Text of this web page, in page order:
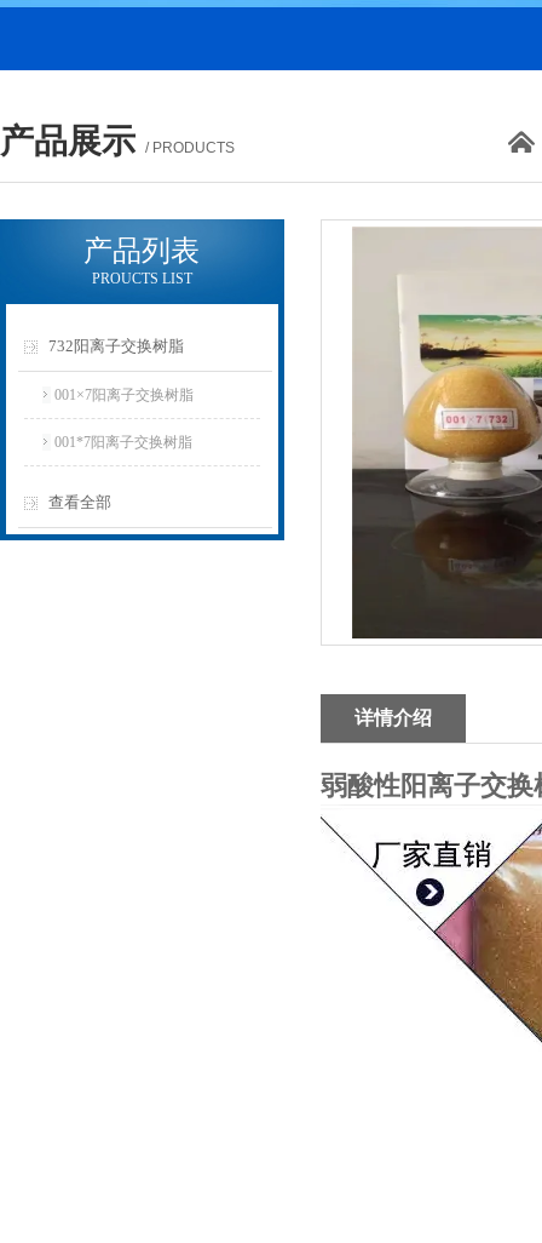
产品展示 / PRODUCTS
产品列表
PROUCTS LIST
732阳离子交换树脂
001×7阳离子交换树脂
001*7阳离子交换树脂
查看全部
详情介绍
弱酸性阳离子交